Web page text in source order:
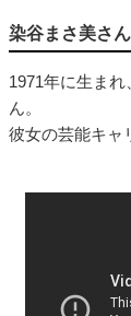
染谷まさ美さ
1971年に生ま
ん。
彼女の芸能キャ